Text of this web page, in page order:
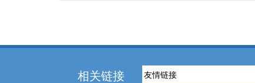
相关链接